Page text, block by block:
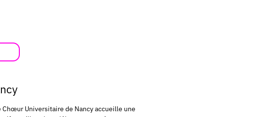
Chœur Universitaire de Nancy accueille une